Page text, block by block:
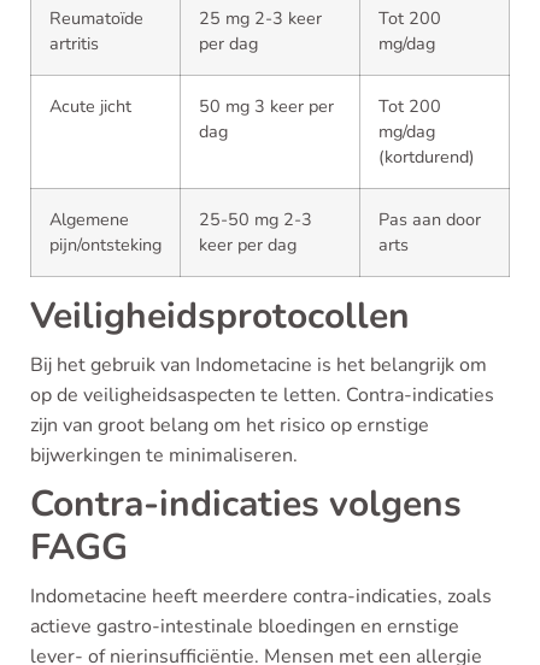
Reumatoïde
artritis
25 mg 2-3 keer
per dag
Tot 200
mg/dag
Acute jicht
50 mg 3 keer per
dag
Tot 200
mg/dag
(kortdurend)
Algemene
pijn/ontsteking
25-50 mg 2-3
keer per dag
Pas aan door
arts
Veiligheidsprotocollen
Bij het gebruik van Indometacine is het belangrijk om
op de veiligheidsaspecten te letten. Contra-indicaties
zijn van groot belang om het risico op ernstige
bijwerkingen te minimaliseren.
Contra-indicaties volgens
FAGG
Indometacine heeft meerdere contra-indicaties, zoals
actieve gastro-intestinale bloedingen en ernstige
lever- of nierinsufficiëntie. Mensen met een allergie